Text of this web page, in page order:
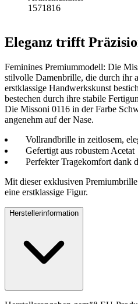
1571816
Eleganz trifft
Feminines Premiummodell: Die
stilvolle Damenbrille, die durch ihr
erstklassige Handwerkskunst
bestechen durch ihre stabile
Die Missoni 0116 in der Farbe
angenehm auf der Nase.
Vollrandbrille in zeitlosem,
Gefertigt aus robustem Acetat
Perfekter Tragekomfort dank
Mit dieser exklusiven
eine erstklassige Figur.
Herstellerinformation